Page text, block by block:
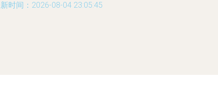
时间：2026-08-04 23:05:45